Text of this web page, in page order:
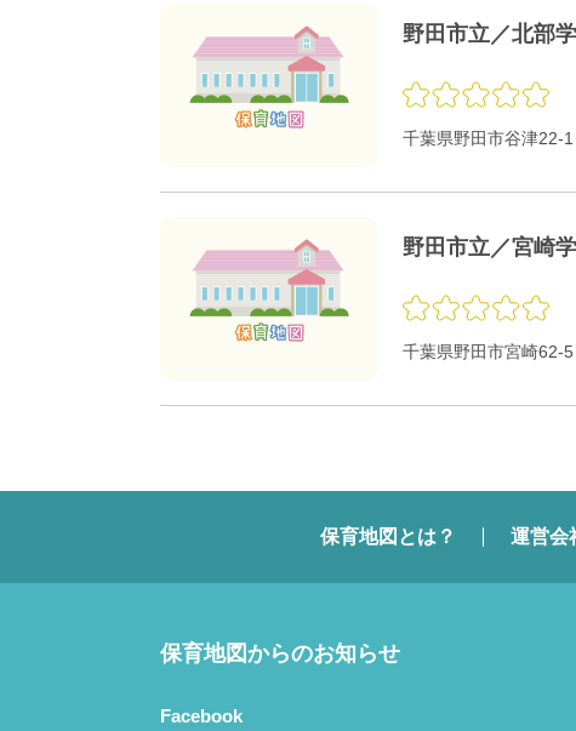
野田市立／北部
千葉県野田市谷津22-1
野田市立／宮崎
千葉県野田市宮崎62-5
保育地図とは？ 運営会
保育地図からのお知らせ
Facebook